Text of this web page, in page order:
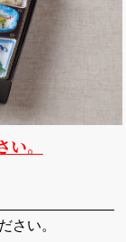
。
さい。